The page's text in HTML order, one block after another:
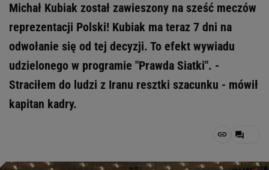
Michał Kubiak został zawieszony na sześć meczów
reprezentacji Polski! Kubiak ma teraz 7 dni na
odwołanie się od tej decyzji. To efekt wywiadu
udzielonego w programie "Prawda Siatki". -
Straciłem do ludzi z Iranu resztki szacunku - mówił
kapitan kadry.